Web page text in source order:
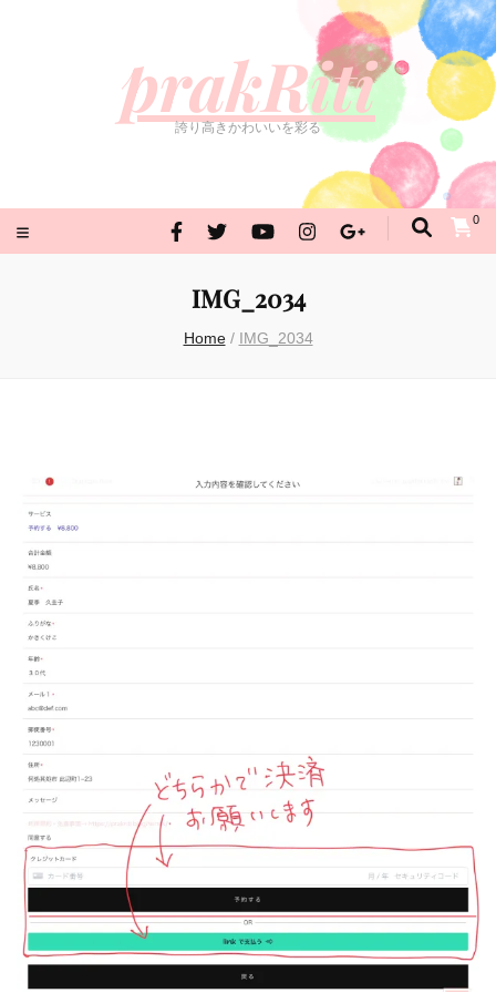
prakRiti
誇り高きかわいいを彩る
0
誇り高きかわいいを彩る
IMG_2034
Home / IMG_2034